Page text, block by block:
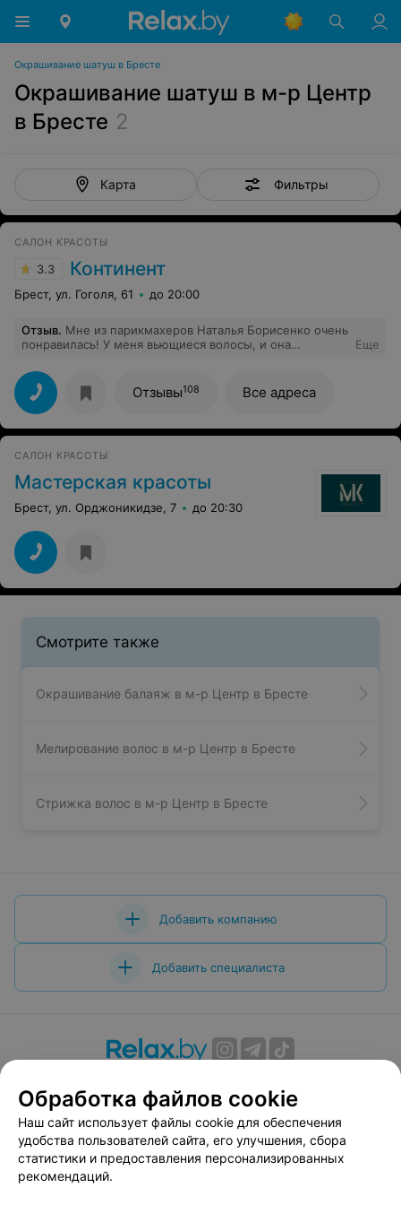
Окрашивание шатуш в Бресте
Окрашивание шатуш в м-р Центр
в Бресте 2
Карта Фильтры
САЛОН КРАСОТЫ
3.3 Континент
Брест, ул. Гоголя, 61 до 20:00
Отзыв. Мне из парикмахеров Наталья Борисенко очень
понравилась! У меня вьющиеся волосы, и она
тоже делала, понравилось, еще солярий у них
хороший, советую) Муж тоже там стрижется не один
год, очень доволен.
Еще
Отзывы108 Все адреса
САЛОН КРАСОТЫ
Мастерская красоты
Брест, ул. Орджоникидзе, 7 до 20:30
Смотрите также
Окрашивание балаяж в м-р Центр в Бресте
Мелирование волос в м-р Центр в Бресте
Стрижка волос в м-р Центр в Бресте
Добавить компанию
Добавить специалиста
Вакансии
Публичный договор
Способы оплаты
Публичный договор по использованию сервиса
«Афиша»
Пользовательское соглашение
Обработка файлов cookie
Наш сайт использует файлы cookie для обеспечения
удобства пользователей сайта, его улучшения, сбора
статистики и предоставления персонализированных
рекомендаций.